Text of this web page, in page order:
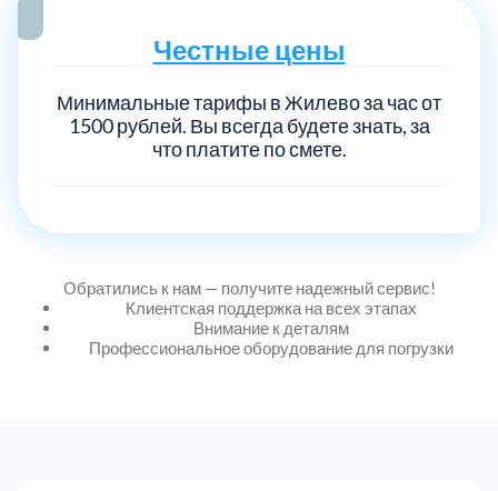
Честные цены
Минимальные тарифы в Жилево за час от
1500 рублей. Вы всегда будете знать, за
что платите по смете.
Обратились к нам — получите надежный сервис!
Клиентская поддержка на всех этапах
Внимание к деталям
Профессиональное оборудование для погрузки
Волоколамский
Долгопрудный